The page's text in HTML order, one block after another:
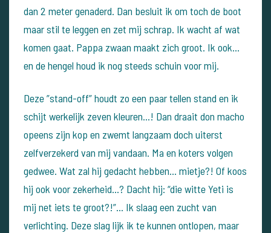
dan 2 meter genaderd. Dan besluit ik om toch de boot
maar stil te leggen en zet mij schrap. Ik wacht af wat
komen gaat. Pappa zwaan maakt zich groot. Ik ook…
en de hengel houd ik nog steeds schuin voor mij.
Deze ”stand-off” houdt zo een paar tellen stand en ik
schijt werkelijk zeven kleuren…! Dan draait don macho
opeens zijn kop en zwemt langzaam doch uiterst
zelfverzekerd van mij vandaan. Ma en koters volgen
gedwee. Wat zal hij gedacht hebben… mietje?! Of koos
hij ook voor zekerheid…? Dacht hij: “die witte Yeti is
mij net iets te groot?!”… Ik slaag een zucht van
verlichting. Deze slag lijk ik te kunnen ontlopen, maar